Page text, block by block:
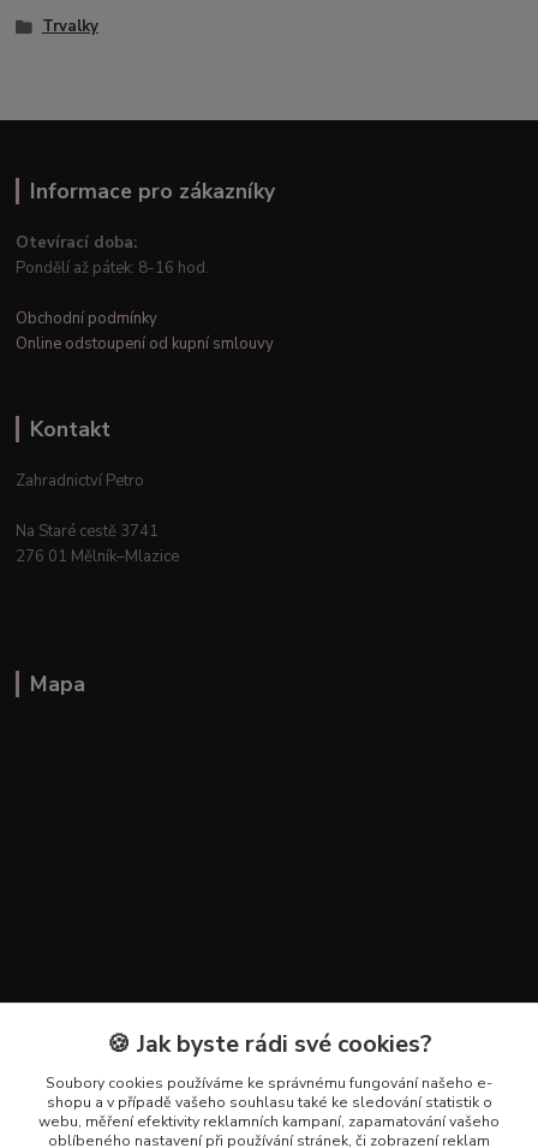
Trvalky
Informace pro zákazníky
Otevírací doba:
Pondělí až pátek: 8-16 hod.
Obchodní podmínky
Online odstoupení od kupní smlouvy
Kontakt
Zahradnictví Petro
Na Staré cestě 3741
276 01 Mělník–Mlazice
Mapa
Kontakty
+420 602 223 614
🍪 Jak byste rádi své cookies?
Soubory cookies používáme ke správnému fungování našeho e-
shopu a v případě vašeho souhlasu také ke sledování statistik o
webu, měření efektivity reklamních kampaní, zapamatování vašeho
oblíbeného nastavení při používání stránek, či zobrazení reklam